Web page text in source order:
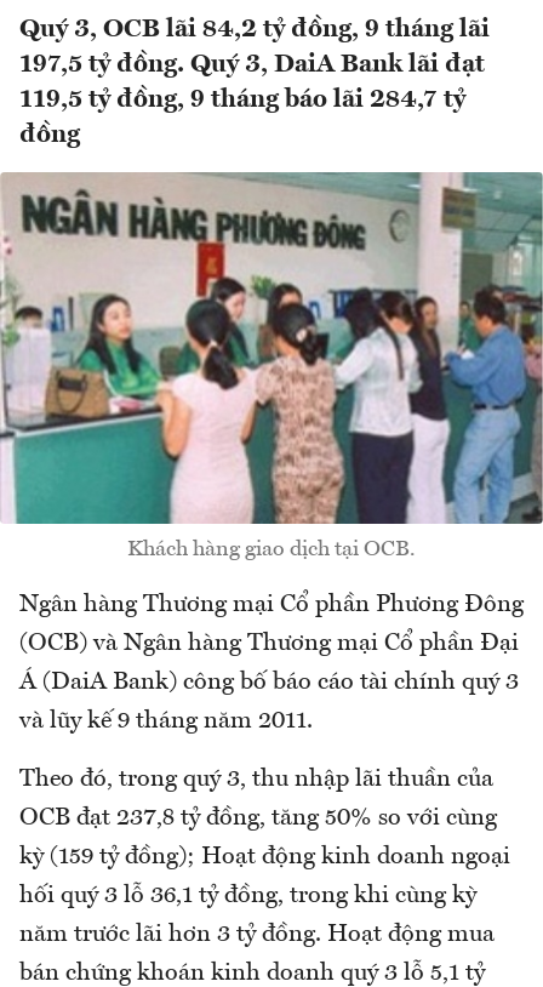
Quý 3, OCB lãi 84,2 tỷ đồng, 9 tháng lãi
197,5 tỷ đồng. Quý 3, DaiA Bank lãi đạt
119,5 tỷ đồng, 9 tháng báo lãi 284,7 tỷ
đồng
Khách hàng giao dịch tại OCB.
Ngân hàng Thương mại Cổ phần Phương Đông
(OCB) và Ngân hàng Thương mại Cổ phần Đại
Á (DaiA Bank) công bố báo cáo tài chính quý 3
và lũy kế 9 tháng năm 2011.
Theo đó, trong quý 3, thu nhập lãi thuần của
OCB đạt 237,8 tỷ đồng, tăng 50% so với cùng
kỳ (159 tỷ đồng); Hoạt động kinh doanh ngoại
hối quý 3 lỗ 36,1 tỷ đồng, trong khi cùng kỳ
năm trước lãi hơn 3 tỷ đồng. Hoạt động mua
bán chứng khoán kinh doanh quý 3 lỗ 5,1 tỷ